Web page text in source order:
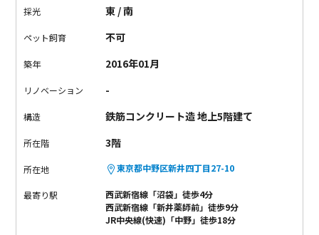
採光 東 / 南
ペット飼育 不可
築年 2016年01月
リノベーション -
構造 鉄筋コンクリート造 地上5階建て
所在階 3階
所在地 東京都中野区新井四丁目27-10
最寄り駅
西武新宿線「沼袋」徒歩4分
西武新宿線「新井薬師前」徒歩9分
JR中央線(快速)「中野」徒歩18分